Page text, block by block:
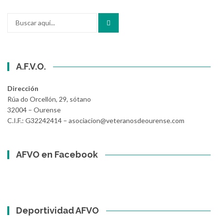
A.F.V.O.
Dirección
Rúa do Orcellón, 29, sótano
32004 – Ourense
C.I.F.: G32242414 – asociacion@veteranosdeourense.com
AFVO en Facebook
Deportividad AFVO